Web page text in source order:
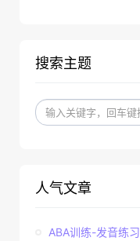
搜索主题
人气文章
ABA训练-发音练习